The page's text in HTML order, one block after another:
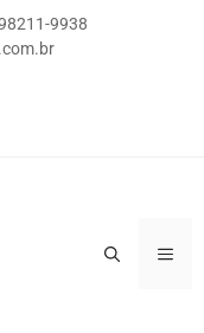
9938